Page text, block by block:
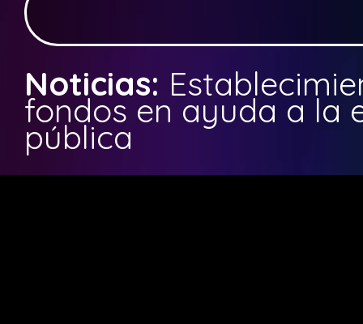
Noticias:
fondos en ayuda a la
pública